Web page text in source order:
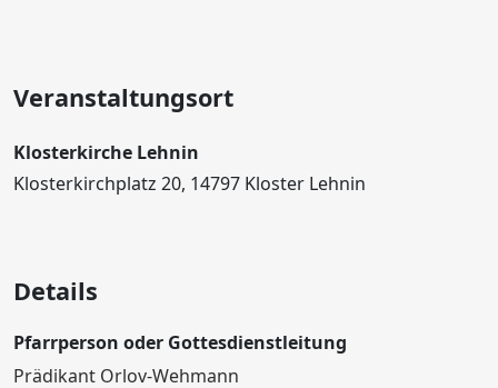
Veranstaltungsort
Klosterkirche Lehnin
Klosterkirchplatz 20, 14797 Kloster Lehnin
Details
Pfarrperson oder Gottesdienstleitung
Prädikant Orlov-Wehmann